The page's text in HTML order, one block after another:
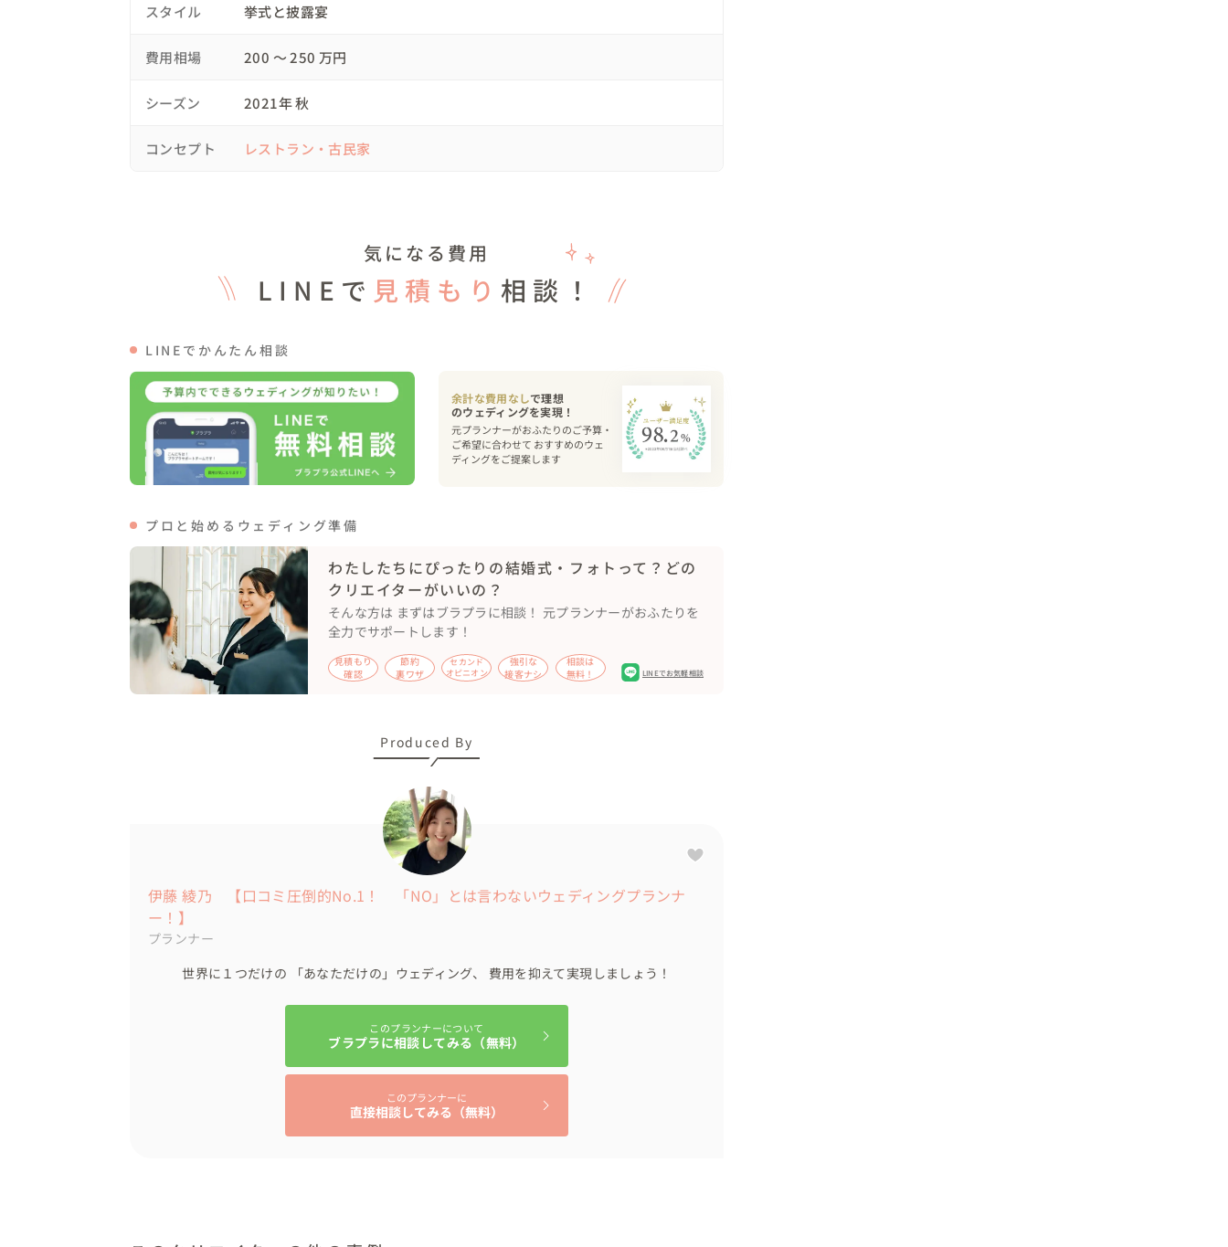
事をおこなうテーブルのチョイス、そして卓数についても慎重にプランニングしなければなり
トな時間配分を決めていきました。
そしてこのパーティでは、もう一つの大きな目玉として「オンライン配信」を実施。挙式でも
さらに一歩進んでパーティ後半ではオンラインで参加されているゲストにインタビューを実施
し、会場のゲストとオンライン参加のゲストが双方向で交流する場も作りました。パーティが
開始して少し落ち着いたところで新郎新婦のおふたりにzoomに接続しているノートPCを持っ
ていって画面をお見せした時、画面の中に揃う懐かしいお顔ぶれにおふたりが思わず涙されて
パーティお開きの前、ゲストへの謝辞のシーンでご新郎が「今日は人生初の『嬉し泣き』を2
回もしてしまいました。本当に素晴らしい日でした」と。
本当によかった、、、そして、そんなかけがえのない瞬間に立ち合わせていただけたことへの
感謝の想いがこころに溢れて、胸がいっぱいになりました。
おふたりこれからも、末永くお幸せにお過ごしくださいね♡
スタイル 挙式と披露宴
費用相場 200 〜 250 万円
シーズン 2021年 秋
コンセプト レストラン・古民家
気になる費用
LINEで 見積もり 相談！
LINEでかんたん相談
余計な費用なしで理想
元プランナーがおふたりのご予算・
ご希望に合わせて おすすめのウェ
ディングをご提案します
プロと始めるウェディング準備
わたしたちにぴったりの結婚式・フォトって？どの
クリエイターがいいの？
そんな方は まずはブラプラに相談！ 元プランナーがおふたりを
全力でサポートします！
見積もり
確認
節約
裏ワザ
セカンド
オピニオン
強引な
接客ナシ
相談は
無料！
LINEでお気軽相談
Produced By
伊藤 綾乃 【口コミ圧倒的No.1！ 「NO」とは言わないウェディングプランナ
ー！】
プランナー
世界に１つだけの 「あなただけの」ウェディング、 費用を抑えて実現しましょう！
このプランナーについて
ブラプラに相談してみる（無料）
このプランナーに
直接相談してみる（無料）